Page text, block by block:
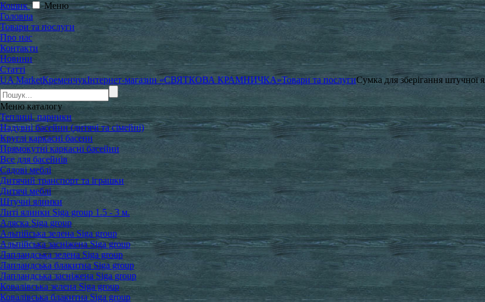
Кошик
Меню
Головна
Товари та послуги
Про нас
Контакти
Новини
Статті
UA MarketКременчукІнтернет-магазин «СВЯТКОВА КРАМНИЧКА»Товари та послугиСумка для зберігання штучної
Менюкаталогу
Теплиці, парники
Надувні басейни (дитячі та сімейні)
Круглі каркасні басени
Прямокутні каркасні басейни
Все для басейнів
Садові меблі
Дитячий транспорт та іграшки
Дитячі меблі
Штучні ялинки
Литі ялинки Siga group 1.5 - 3 м.
Аляска Siga group
Альпійська зелена Siga group
Альпійська засніжена Siga group
Лапландська зелена Siga group
Лапландська блакитна Siga group
Лапландська засніжена Siga group
Ковалівська зелена Siga group
Ковалівська блакитна Siga group